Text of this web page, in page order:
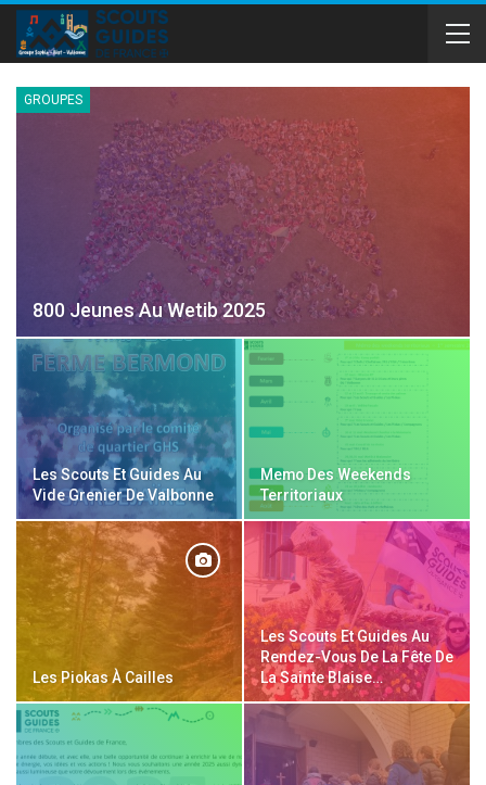
GROUPES
800 Jeunes Au Wetib 2025
Les Scouts Et Guides Au
Vide Grenier De Valbonne
Memo Des Weekends
Territoriaux
Les Piokas À Cailles
Les Scouts Et Guides Au
Rendez-Vous De La Fête De
La Sainte Blaise…